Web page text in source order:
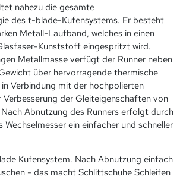
nahezu die gesamte
des t-blade-Kufensystems. Er besteht
Metall-Laufband, welches in einen
Kunststoff eingespritzt wird.
Metallmasse verfügt der Runner neben
über hervorragende thermische
Verbindung mit der hochpolierten
Verbesserung der Gleiteigenschaften von
Abnutzung des Runners erfolgt durch
Wechselmesser ein einfacher und schneller
Kufensystem. Nach Abnutzung einfach
- das macht Schlittschuhe Schleifen